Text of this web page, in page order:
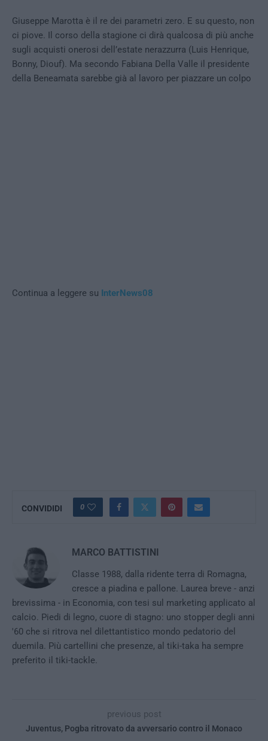
Giuseppe Marotta è il re dei parametri zero. E su questo, non
ci piove. Il corso della stagione ci dirà qualcosa di più anche
sugli acquisti onerosi dell’estate nerazzurra (Luis Henrique,
Bonny, Diouf). Ma secondo Fabiana Della Valle il presidente
della Beneamata sarebbe già al lavoro per piazzare un colpo
Continua a leggere su InterNews08
CONVIDIDI 0
MARCO BATTISTINI
Classe 1988, dalla ridente terra di Romagna,
cresce a piadina e pallone. Laurea breve - anzi
brevissima - in Economia, con tesi sul marketing applicato al
calcio. Piedi di legno, cuore di stagno: uno stopper degli anni
'60 che si ritrova nel dilettantistico mondo pedatorio del
duemila. Più cartellini che presenze, al tiki-taka ha sempre
preferito il tiki-tackle.
previous post
Juventus, Pogba ritrovato da avversario contro il Monaco